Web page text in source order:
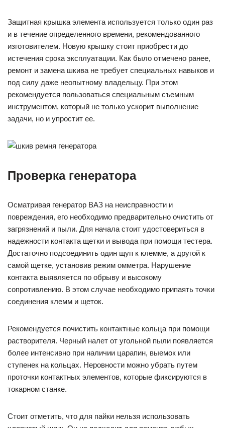
Защитная крышка элемента используется только один раз
и в течение определенного времени, рекомендованного
изготовителем. Новую крышку стоит приобрести до
истечения срока эксплуатации. Как было отмечено ранее,
ремонт и замена шкива не требует специальных навыков и
под силу даже неопытному владельцу. При этом
рекомендуется пользоваться специальным съемным
инструментом, который не только ускорит выполнение
задачи, но и упростит ее.
Проверка генератора
Осматривая генератор ВАЗ на неисправности и
повреждения, его необходимо предварительно очистить от
загрязнений и пыли. Для начала стоит удостовериться в
надежности контакта щетки и вывода при помощи тестера.
Достаточно подсоединить один щуп к клемме, а другой к
самой щетке, установив режим омметра. Нарушение
контакта выявляется по обрыву и высокому
сопротивлению. В этом случае необходимо припаять точки
соединения клемм и щеток.
Рекомендуется почистить контактные кольца при помощи
растворителя. Черный налет от угольной пыли появляется
более интенсивно при наличии царапин, выемок или
ступенек на кольцах. Неровности можно убрать путем
проточки контактных элементов, которые фиксируются в
токарном станке.
Стоит отметить, что для пайки нельзя использовать